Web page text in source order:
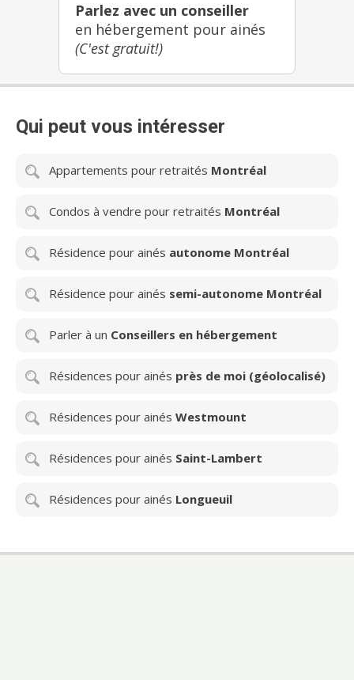
Parlez avec un conseiller
en hébergement pour ainés
(C'est gratuit!)
Qui peut vous intéresser
Appartements pour retraités Montréal
Condos à vendre pour retraités Montréal
Résidence pour ainés autonome Montréal
Résidence pour ainés semi-autonome Montréal
Parler à un Conseillers en hébergement
Résidences pour ainés près de moi (géolocalisé)
Résidences pour ainés Westmount
Résidences pour ainés Saint-Lambert
Résidences pour ainés Longueuil